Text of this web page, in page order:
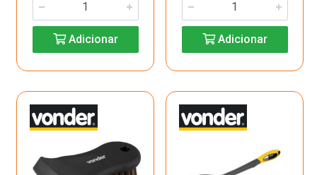
Adicionar Adicionar